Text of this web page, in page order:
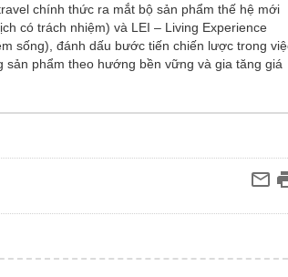
chính thức ra mắt bộ sản phẩm thế hệ mới
có trách nhiệm) và LEI – Living Experience
sống), đánh dấu bước tiến chiến lược trong
sản phẩm theo hướng bền vững và gia tăng giá